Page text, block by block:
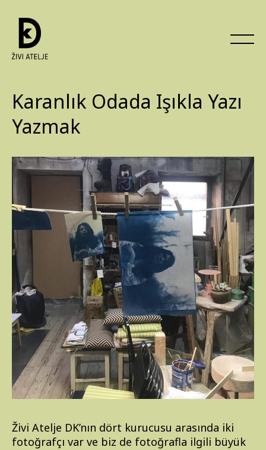
Karanlık Odada Işıkla Yazı
Yazmak
Živi Atelje DK’nın dört kurucusu arasında iki
fotoğrafçı var ve biz de fotoğrafla ilgili büyük